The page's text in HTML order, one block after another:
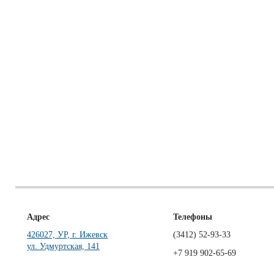
Адрес
426027, УР, г. Ижевск
ул. Удмуртская, 141
Телефоны
(3412) 52-93-33
+7 919 902-65-69